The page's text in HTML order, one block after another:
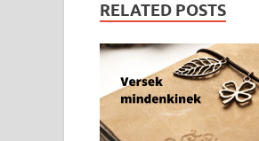
RELATED POSTS